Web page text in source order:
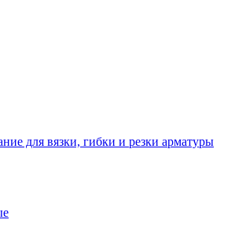
для вязки, гибки и резки арматуры